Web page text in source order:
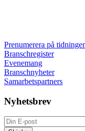
Prenumerera på
Branschregister
Evenemang
Branschnyheter
Samarbetspartners
Nyhetsbrev